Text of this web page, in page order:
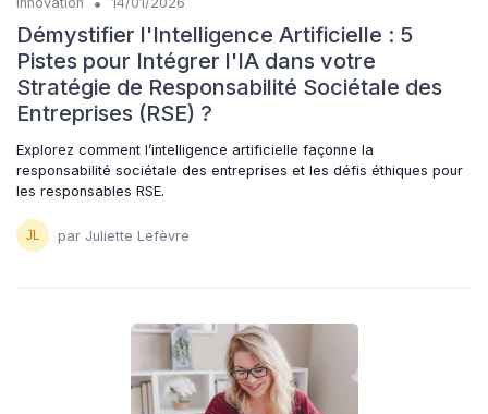
Démystifier l'Intelligence Artificielle : 5
Pistes pour Intégrer l'IA dans votre
Stratégie de Responsabilité Sociétale des
Entreprises (RSE) ?
Explorez comment l’intelligence artificielle façonne la
responsabilité sociétale des entreprises et les défis éthiques pour
les responsables RSE.
par Juliette Lefèvre